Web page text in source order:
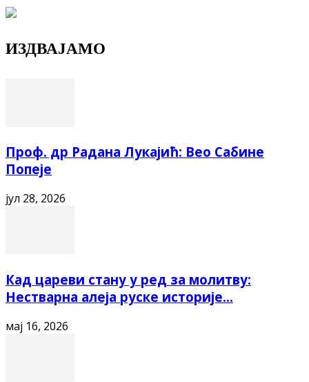
ИЗДВАЈАМО
Проф. др Радана Лукајић: Вео Сабине
Попеје
јул 28, 2026
Кад цареви стану у ред за молитву:
Нестварна алеја руске историје...
мај 16, 2026